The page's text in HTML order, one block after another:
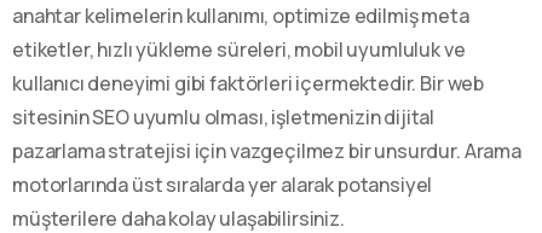
anahtar kelimelerin kullanımı, optimize edilmiş meta
etiketler, hızlı yükleme süreleri, mobil uyumluluk ve
kullanıcı deneyimi gibi faktörleri içermektedir. Bir web
sitesinin SEO uyumlu olması, işletmenizin dijital
pazarlama stratejisi için vazgeçilmez bir unsurdur. Arama
motorlarında üst sıralarda yer alarak potansiyel
müşterilere daha kolay ulaşabilirsiniz.